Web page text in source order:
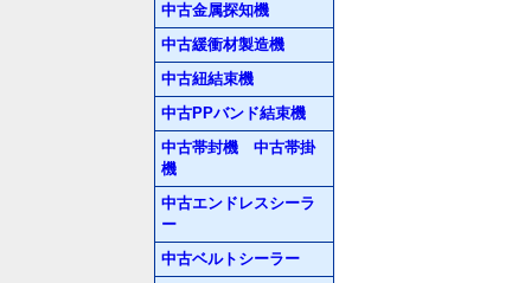
中古金属探知機
中古緩衝材製造機
中古紐結束機
中古PPバンド結束機
中古帯封機 中古帯掛
機
中古エンドレスシーラ
ー
中古ベルトシーラー